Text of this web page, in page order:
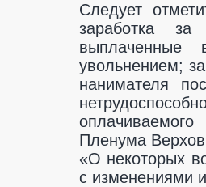
Следует
заработка
выплаченные
увольнением;
нанимателя
Пленума
«О некоторых
с изменениями